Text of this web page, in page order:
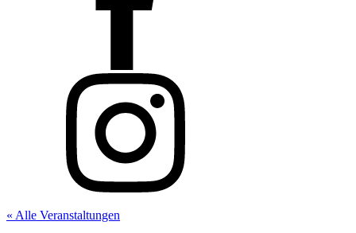
« Alle Veranstaltungen